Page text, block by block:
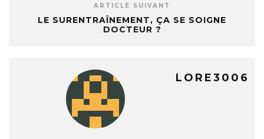
ARTICLE SUIVANT
LE SURENTRAÎNEMENT, ÇA SE SOIGNE
DOCTEUR ?
LORE3006